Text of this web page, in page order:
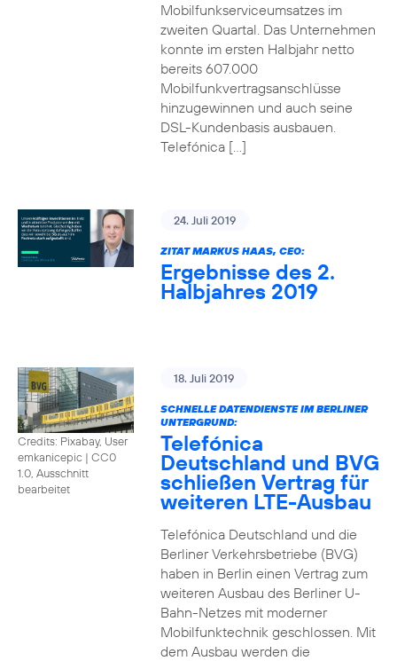
Mobilfunkserviceumsatzes im
zweiten Quartal. Das Unternehmen
konnte im ersten Halbjahr netto
bereits 607.000
Mobilfunkvertragsanschlüsse
hinzugewinnen und auch seine
DSL-Kundenbasis ausbauen.
Telefónica […]
24. Juli 2019
ZITAT MARKUS HAAS, CEO:
Ergebnisse des 2.
Halbjahres 2019
Credits: Pixabay, User
emkanicepic | CC0
1.0, Ausschnitt
bearbeitet
18. Juli 2019
SCHNELLE DATENDIENSTE IM BERLINER
UNTERGRUND:
Telefónica
Deutschland und BVG
schließen Vertrag für
weiteren LTE-Ausbau
Telefónica Deutschland und die
Berliner Verkehrsbetriebe (BVG)
haben in Berlin einen Vertrag zum
weiteren Ausbau des Berliner U-
Bahn-Netzes mit moderner
Mobilfunktechnik geschlossen. Mit
dem Ausbau werden die